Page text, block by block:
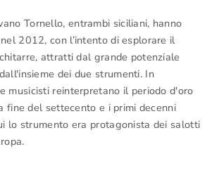
Tornello, entrambi siciliani, hanno
2012, con l’intento di esplorare il
attratti dal grande potenziale
dei due strumenti. In
musicisti reinterpretano il periodo d'oro
fine del settecento e i primi decenni
lo strumento era protagonista dei salotti